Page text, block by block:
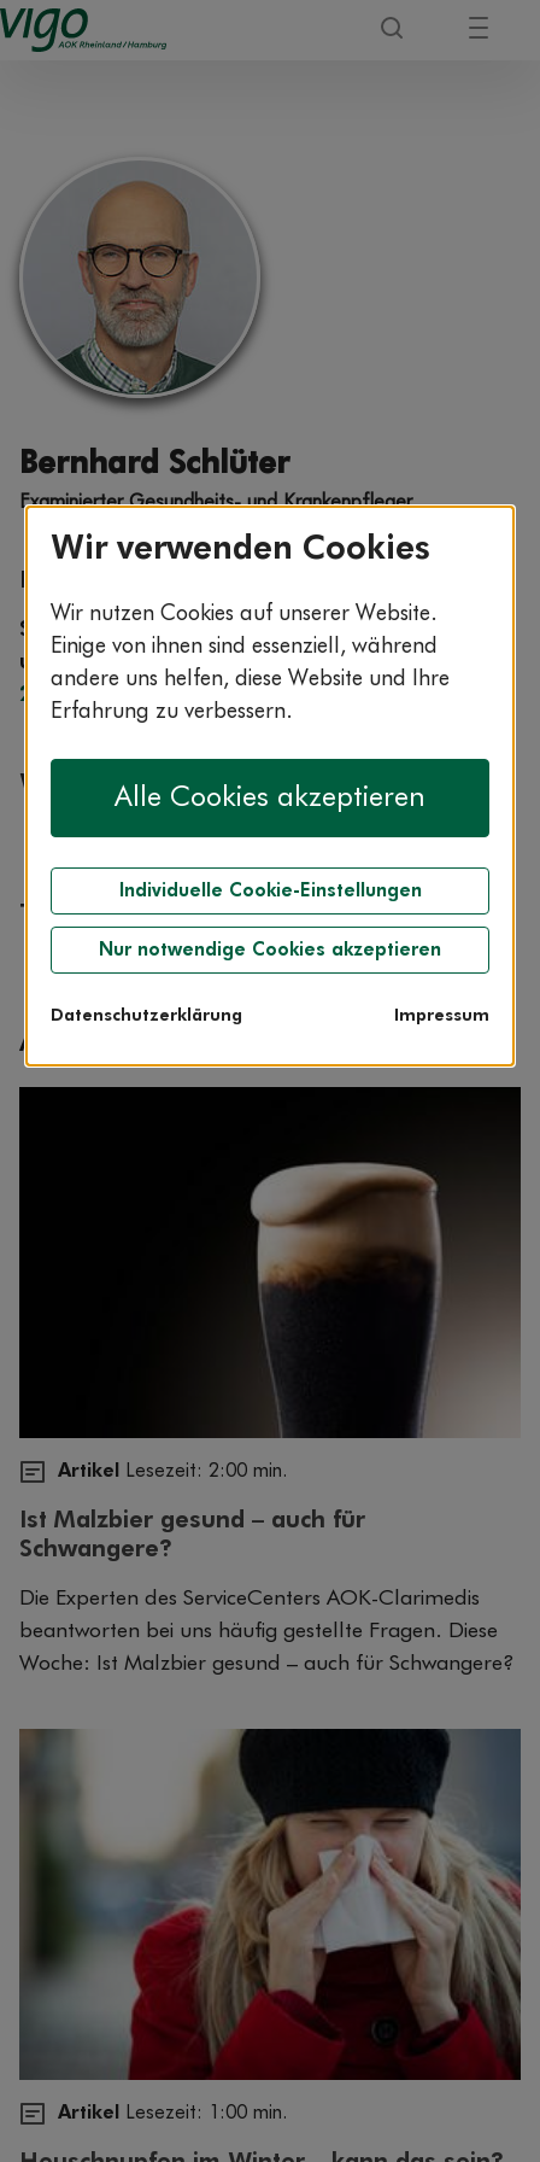
Bernhard Schlüter
Exami­nierter Gesundheits- und Kranken­pfleger
Sie erreichen AOK-Clarimedis rund um die Uhr
unter der kostenfreien Rufnummer
265
Weitere Qualifikation:
Fachkrankenpfleger für Anästhesie und Intensivmedizin
Themen aus seinem Fachgebiet:
Reisemedizin
Artikel aus dem Bereich
Artikel Lesezeit: 2:00 min.
Ist Malzbier gesund – auch für
Schwangere?
Die Experten des ServiceCenters AOK-Clarimedis
beantworten bei uns häufig gestellte Fragen. Diese
Woche: Ist Malzbier gesund – auch für Schwangere?
Artikel Lesezeit: 1:00 min.
Wir verwenden Cookies
Wir nutzen Cookies auf unserer Website.
Einige von ihnen sind essenziell, während
andere uns helfen, diese Website und Ihre
Erfahrung zu verbessern.
Alle Cookies akzeptieren
Individuelle Cookie-Einstellungen
Nur notwendige Cookies akzeptieren
Datenschutzerklärung Impressum